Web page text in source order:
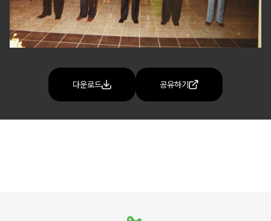
다운로드 공유하기